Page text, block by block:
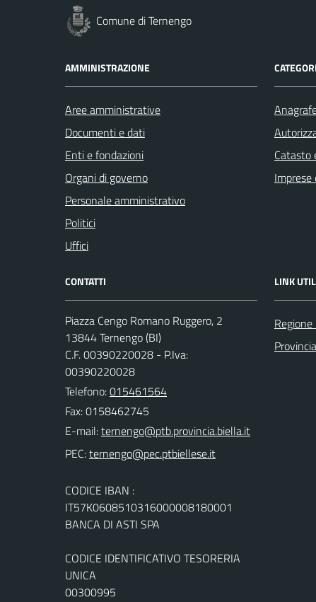
Comune di Ternengo
AMMINISTRAZIONE
Aree amministrative
Documenti e dati
Enti e fondazioni
Organi di governo
Personale amministrativo
Politici
Uffici
Catasto
Imprese
CONTATTI
Piazza Cengo Romano Ruggero, 2
13844 Ternengo (BI)
C.F. 00390220028 - P.Iva:
00390220028
Telefono:015461564
Fax: 0158462745
E-mail:
PEC:
CODICE IBAN :
IT57K0608510316000008180001
BANCA DI ASTI SPA
CODICE IDENTIFICATIVO TESORERIA
UNICA
00300995
LINK